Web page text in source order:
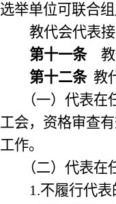
选举单位可联合
教代会代表
第十一条教
第十二条 教
（一）代表
工会，资格审查
工作。
（二）代表
1.不履行代表